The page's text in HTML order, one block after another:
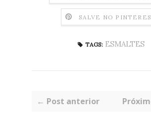
SALVE NO
TAGS: ESMALTES
← Post anterior